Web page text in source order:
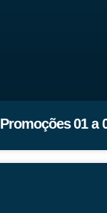
Promoções 01 a